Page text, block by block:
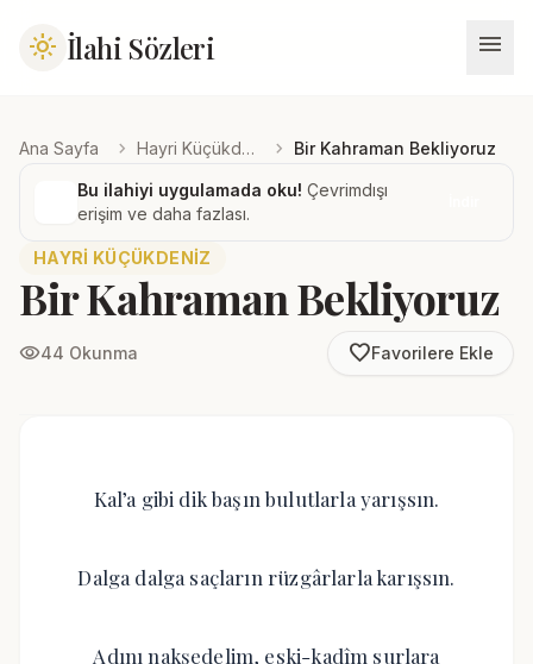
light_mode İlahi Sözleri menu
Ana Sayfa chevron_right Hayri Küçükdeniz chevron_right Bir Kahraman Bekliyoruz
Bu ilahiyi uygulamada oku! Çevrimdışı
erişim ve daha fazlası.
HAYRI KÜÇÜKDENIZ
Bir Kahraman Bekliyoruz
visibility44 Okunma favorite_borderFavorilere Ekle
Kal’a gibi dik başın bulutlarla yarışsın.
Dalga dalga saçların rüzgârlarla karışsın.
Adını nakşedelim, eski-kadîm surlara